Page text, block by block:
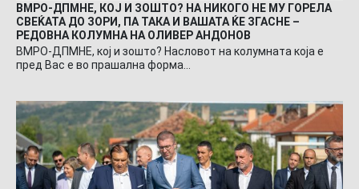
ВМРО-ДПМНЕ, КОЈ И ЗОШТО? НА НИКОГО НЕ МУ ГОРЕЛА
СВЕЌАТА ДО ЗОРИ, ПА ТАКА И ВАШАТА ЌЕ ЗГАСНЕ –
РЕДОВНА КОЛУМНА НА ОЛИВЕР АНДОНОВ
ВМРО-ДПМНЕ, кој и зошто? Насловот на колумната која е
пред Вас е во прашална форма…